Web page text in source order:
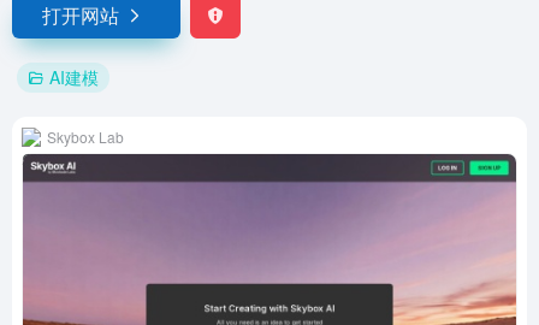
打开网站
AI建模
Skybox Lab